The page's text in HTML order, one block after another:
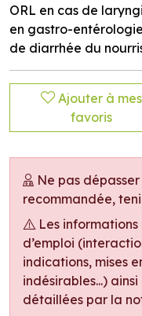
ORL en cas de
en gastro-
de diarrhée du
Ajouter à mes
favoris
Ne pas
recommandée,
Les
d’emploi
indications, mises
indésirables...)
détaillées par la